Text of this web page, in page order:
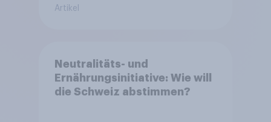
Artikel
Neutralitäts- und
Ernährungsinitiative: Wie will
die Schweiz abstimmen?